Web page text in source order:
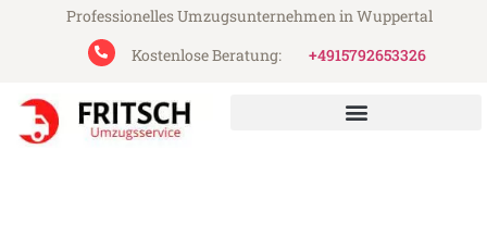
Professionelles Umzugsunternehmen in Wuppertal
Kostenlose Beratung:
+4915792653326